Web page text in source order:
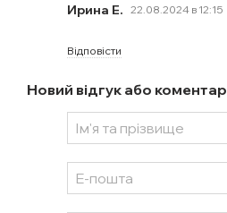
Ирина Е. 22.08.2024 в 12:15
Відповісти
Новий відгук або коментар